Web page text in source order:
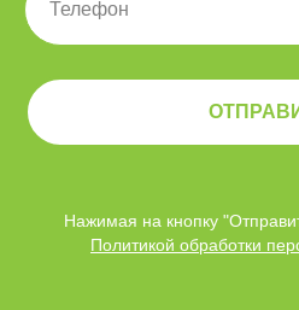
Нажимая на кнопку
Политикой обработки